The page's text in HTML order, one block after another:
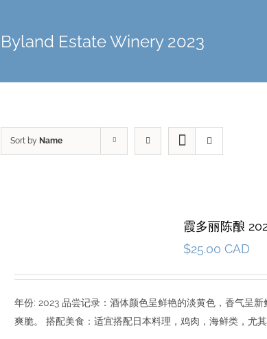
Byland Estate Winery 2023
Sort by Name
霞多丽陈酿
$25.00 CAD
年份: 2023 品尝记录：酒体颜色呈鲜艳的淡黄色，香气呈
爽脆。 搭配美食：适宜搭配日本料理，鸡肉，海鲜类，尤